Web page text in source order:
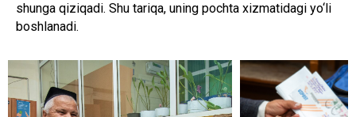
shunga qiziqadi. Shu tariqa, uning pochta xizmatidagi yo‘li
boshlanadi.